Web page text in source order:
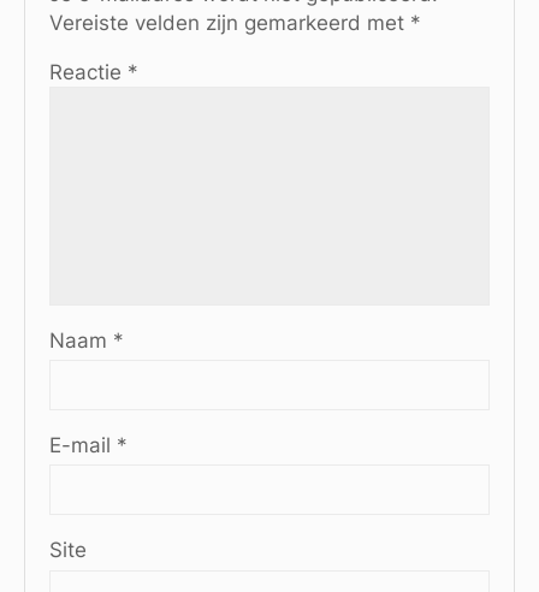
Vereiste velden zijn gemarkeerd met *
Reactie *
Naam *
E-mail *
Site